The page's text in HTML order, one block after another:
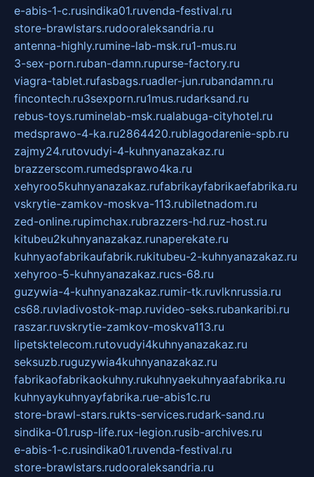
e-abis-1-c.rusindika01.ruvenda-festival.ru
store-brawlstars.rudooraleksandria.ru
antenna-highly.rumine-lab-msk.ru1-mus.ru
3-sex-porn.ruban-damn.rupurse-factory.ru
viagra-tablet.rufasbags.ruadler-jun.rubandamn.ru
fincontech.ru3sexporn.ru1mus.rudarksand.ru
rebus-toys.ruminelab-msk.rualabuga-cityhotel.ru
medsprawo-4-ka.ru2864420.rublagodarenie-spb.ru
zajmy24.rutovudyi-4-kuhnyanazakaz.ru
brazzerscom.rumedsprawo4ka.ru
xehyroo5kuhnyanazakaz.rufabrikayfabrikaefabrika.ru
vskrytie-zamkov-moskva-113.rubiletnadom.ru
zed-online.rupimchax.rubrazzers-hd.ruz-host.ru
kitubeu2kuhnyanazakaz.runaperekate.ru
kuhnyaofabrikaufabrik.rukitubeu-2-kuhnyanazakaz.ru
xehyroo-5-kuhnyanazakaz.rucs-68.ru
guzywia-4-kuhnyanazakaz.rumir-tk.ruvlknrussia.ru
cs68.ruvladivostok-map.ruvideo-seks.rubankaribi.ru
raszar.ruvskrytie-zamkov-moskva113.ru
lipetsktelecom.rutovudyi4kuhnyanazakaz.ru
seksuzb.ruguzywia4kuhnyanazakaz.ru
fabrikaofabrikaokuhny.rukuhnyaekuhnyaafabrika.ru
kuhnyaykuhnyayfabrika.rue-abis1c.ru
store-brawl-stars.rukts-services.rudark-sand.ru
sindika-01.rusp-life.rux-legion.rusib-archives.ru
e-abis-1-c.rusindika01.ruvenda-festival.ru
store-brawlstars.rudooraleksandria.ru